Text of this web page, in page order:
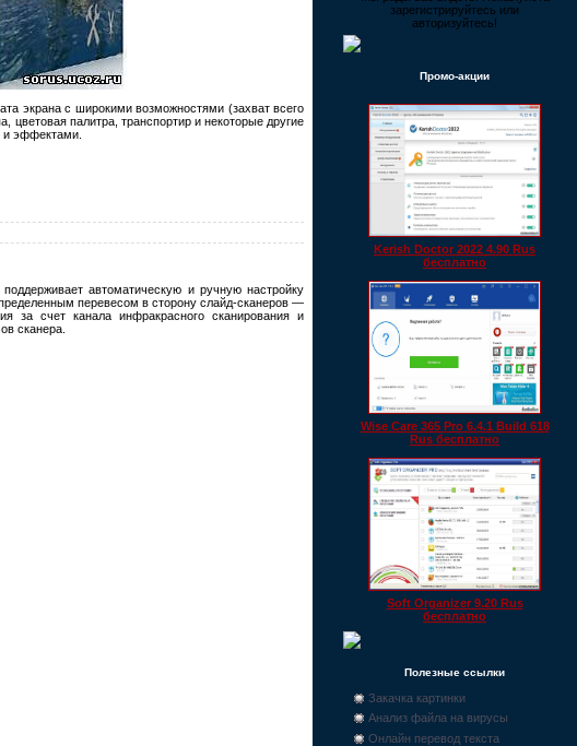
экрана с широкими возможностями (захват всего
цветовая палитра, транспортир и некоторые другие
и эффектами.
автоматическую и ручную настройку
перевесом в сторону слайд-сканеров —
за счет канала инфракрасного сканирования и
сканера.
зарегистрируйтесь или
авторизуйтесь!
Промо-акции
Kerish Doctor 2022 4.90 Rus
бесплатно
Wise Care 365 Pro 6.4.1 Build 618
Rus бесплатно
Soft Organizer 9.20 Rus
бесплатно
Полезные ссылки
Закачка картинки
Анализ файла на вирусы
Онлайн перевод текста